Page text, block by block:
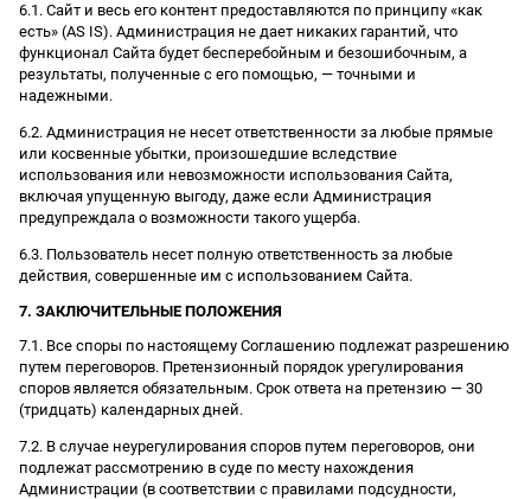
6.1. Сайт и весь его контент предоставляются по принципу «как
есть» (AS IS). Администрация не дает никаких гарантий, что
функционал Сайта будет бесперебойным и безошибочным, а
результаты, полученные с его помощью, — точными и
надежными.
6.2. Администрация не несет ответственности за любые прямые
или косвенные убытки, произошедшие вследствие
использования или невозможности использования Сайта,
включая упущенную выгоду, даже если Администрация
предупреждала о возможности такого ущерба.
6.3. Пользователь несет полную ответственность за любые
действия, совершенные им с использованием Сайта.
7. ЗАКЛЮЧИТЕЛЬНЫЕ ПОЛОЖЕНИЯ
7.1. Все споры по настоящему Соглашению подлежат разрешению
путем переговоров. Претензионный порядок урегулирования
споров является обязательным. Срок ответа на претензию — 30
(тридцать) календарных дней.
7.2. В случае неурегулирования споров путем переговоров, они
подлежат рассмотрению в суде по месту нахождения
Администрации (в соответствии с правилами подсудности,